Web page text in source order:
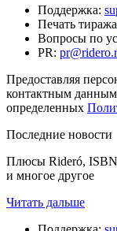
Поддержка:
Печать тиража
Вопросы по
PR:
Предоставляя
контактным
определенных
Последние новости
Плюсы Rideró, ISBN
и многое другое
Читать дальше